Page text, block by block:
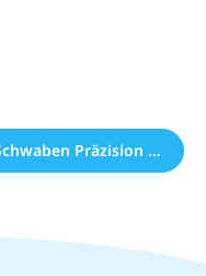
Alle Ausbildungsplätze bei SPN Schwaben Präzision Fritz Hopf GmbH (4)